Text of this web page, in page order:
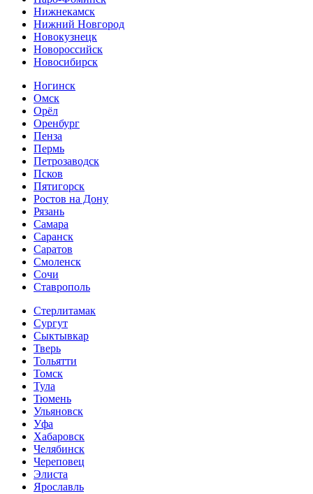
Нижнекамск
Нижний Новгород
Новокузнецк
Новороссийск
Новосибирск
Ногинск
Омск
Орёл
Оренбург
Пенза
Пермь
Петрозаводск
Псков
Пятигорск
Ростов на Дону
Рязань
Самара
Саранск
Саратов
Смоленск
Сочи
Ставрополь
Стерлитамак
Сургут
Сыктывкар
Тверь
Тольятти
Томск
Тула
Тюмень
Ульяновск
Уфа
Хабаровск
Челябинск
Череповец
Элиста
Ярославль